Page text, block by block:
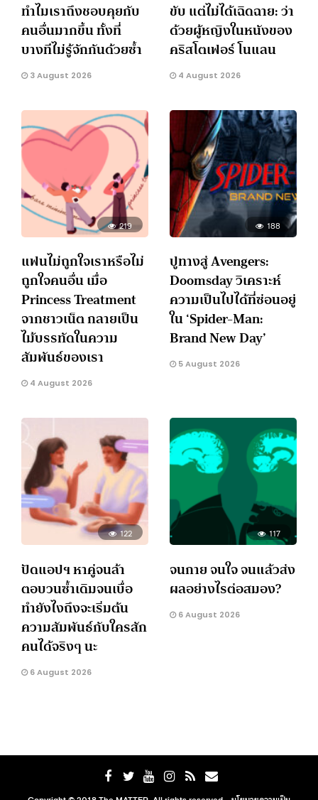
ทำไมเราถึงชอบคุยกับ
คนอื่นมากขึ้น ทั้งที่
บางทีไม่รู้จักกันด้วยซ้ำ
3 August 2026
ขับ แต่ไม่ได้เฉิดฉาย: ว่า
ด้วยผู้หญิงในหนังของ
คริสโตเฟอร์ โนแลน
4 August 2026
219
แฟนไม่ถูกใจเราหรือไม่
ถูกใจคนอื่น เมื่อ
Princess Treatment
จากชาวเน็ต กลายเป็น
ไม้บรรทัดในความ
สัมพันธ์ของเรา
4 August 2026
188
ปูทางสู่ Avengers:
Doomsday วิเคราะห์
ความเป็นไปได้ที่ซ่อนอยู่
ใน ‘Spider-Man:
Brand New Day’
5 August 2026
122
ปัดแอปฯ หาคู่จนล้า
ตอบวนซ้ำเดิมจนเบื่อ
ทำยังไงถึงจะเริ่มต้น
ความสัมพันธ์กับใครสัก
คนได้จริงๆ นะ
6 August 2026
117
จนกาย จนใจ จนแล้วส่ง
ผลอย่างไรต่อสมอง?
6 August 2026